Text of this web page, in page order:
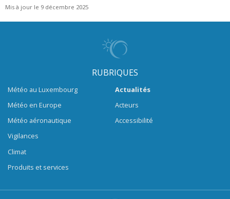
Mis à jour le 9 décembre 2025
RUBRIQUES
Météo au Luxembourg
Météo en Europe
Météo aéronautique
Vigilances
Climat
Produits et services
Actualités
Acteurs
Accessibilité